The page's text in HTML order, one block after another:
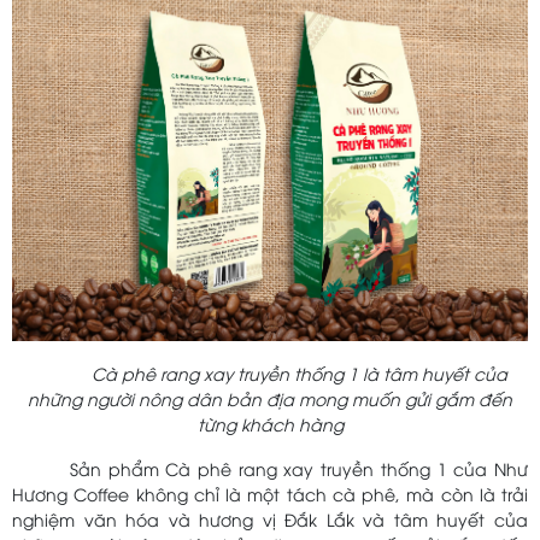
Cà phê rang xay truyền thống 1 là tâm huyết của
những người nông dân bản địa mong muốn gửi gắm đến
từng khách hàng
Sản phẩm Cà phê rang xay truyền thống 1 của Như
Hương Coffee không chỉ là một tách cà phê, mà còn là trải
nghiệm văn hóa và hương vị Đắk Lắk và tâm huyết của